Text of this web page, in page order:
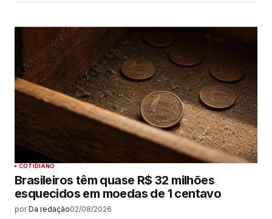
COTIDIANO
Brasileiros têm quase R$ 32 milhões
esquecidos em moedas de 1 centavo
por Da redação02/08/2026